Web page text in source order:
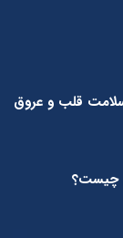
قلب و عروق
چیست؟